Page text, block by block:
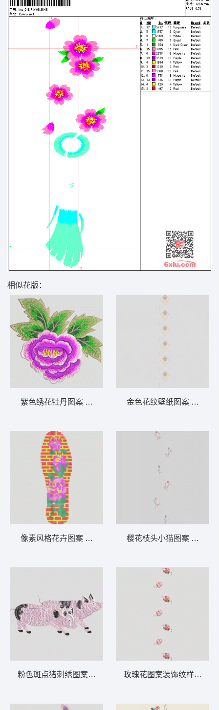
相似花版：
紫色绣花牡丹图案 靓花
像素风格花卉图案 鞋垫
粉色斑点猪刺绣图案 猪
金色花纹壁纸图案 软装 装
樱花枝头小猫图案 软装 装
玫瑰花图案装饰纹样 软装